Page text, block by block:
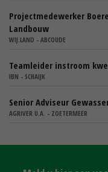
Projectmedewerker
Landbouw
WIJ.LAND - ABCOUDE
Teamleider instroom
IBN - SCHAIJK
Senior Adviseur
AGRIVER U.A. - ZOETERMEER